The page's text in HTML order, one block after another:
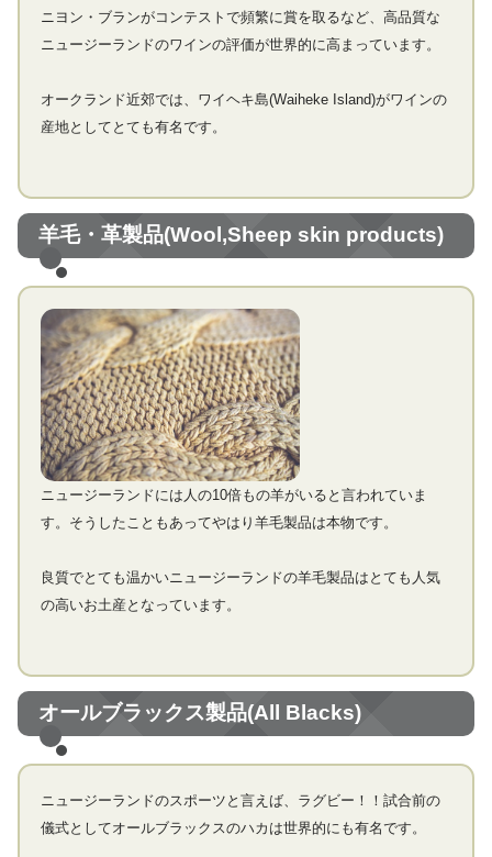
ニヨン・ブランがコンテストで頻繁に賞を取るなど、高品質な
ニュージーランドのワインの評価が世界的に高まっています。
オークランド近郊では、ワイヘキ島(Waiheke Island)がワインの
産地としてとても有名です。
羊毛・革製品(Wool,Sheep skin products)
ニュージーランドには人の10倍もの羊がいると言われていま
す。そうしたこともあってやはり羊毛製品は本物です。
良質でとても温かいニュージーランドの羊毛製品はとても人気
の高いお土産となっています。
オールブラックス製品(All Blacks)
ニュージーランドのスポーツと言えば、ラグビー！！試合前の
儀式としてオールブラックスのハカは世界的にも有名です。